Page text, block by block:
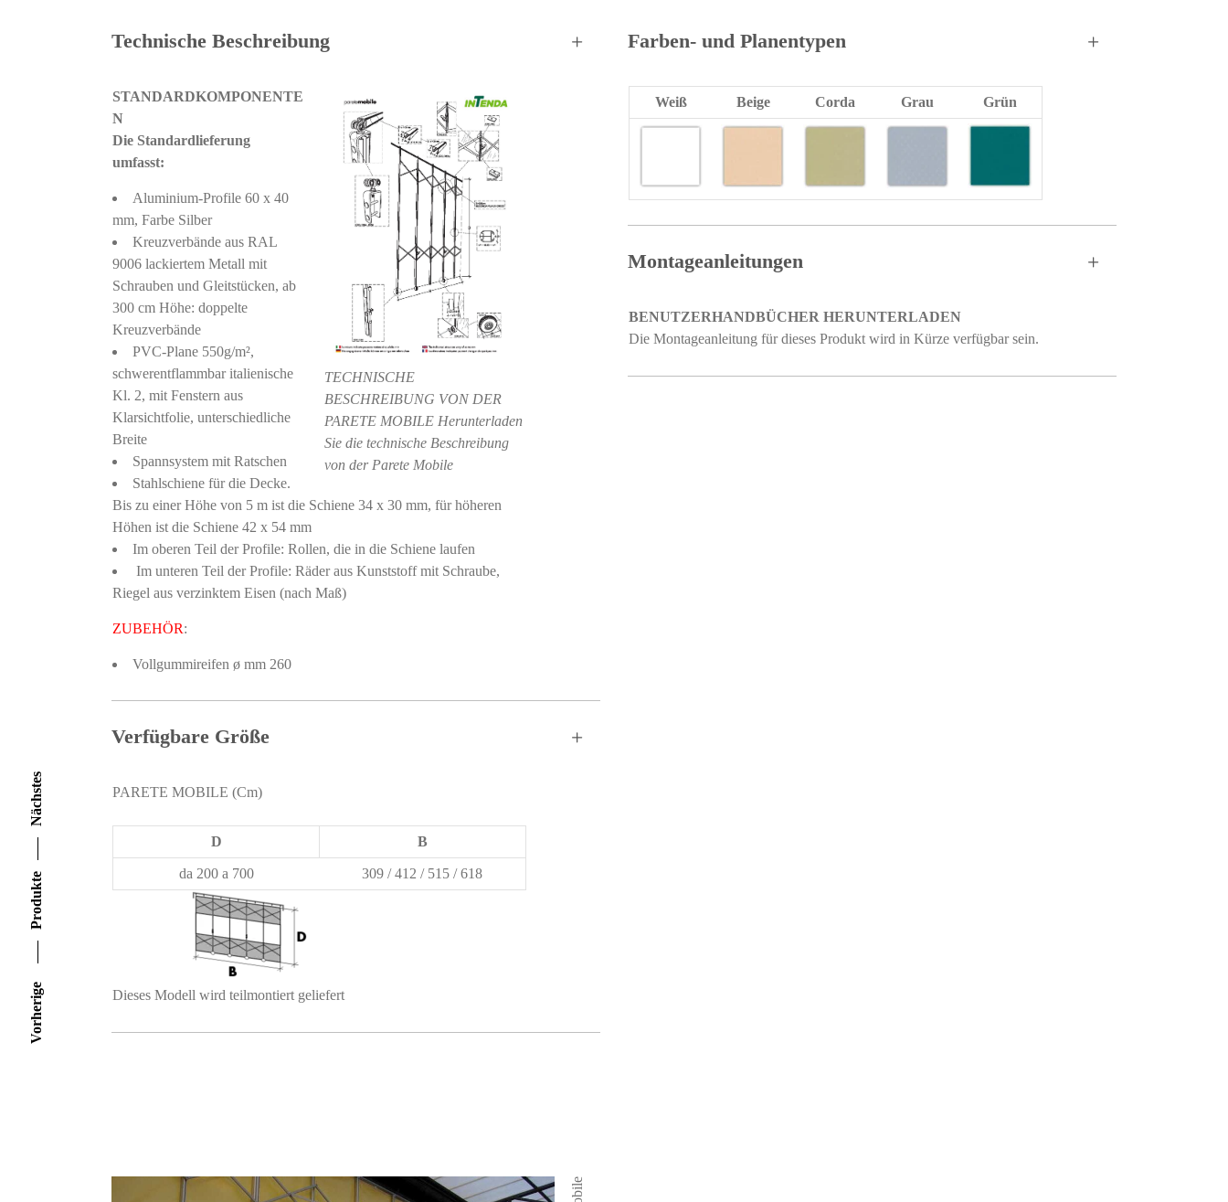
Vorherige
Produkte
Nächstes
Technische Beschreibung
TECHNISCHE
BESCHREIBUNG VON DER
PARETE MOBILE Herunterladen
Sie die technische Beschreibung
von der Parete Mobile
STANDARDKOMPONENTE
N
Die Standardlieferung
umfasst:
Aluminium-Profile 60 x 40
mm, Farbe Silber
Kreuzverbände aus RAL
9006 lackiertem Metall mit
Schrauben und Gleitstücken, ab
300 cm Höhe: doppelte
Kreuzverbände
PVC-Plane 550g/m²,
schwerentflammbar italienische
Kl. 2, mit Fenstern aus
Klarsichtfolie, unterschiedliche
Breite
Spannsystem mit Ratschen
Stahlschiene für die Decke.
Bis zu einer Höhe von 5 m ist die Schiene 34 x 30 mm, für höheren
Höhen ist die Schiene 42 x 54 mm
Im oberen Teil der Profile: Rollen, die in die Schiene laufen
Im unteren Teil der Profile: Räder aus Kunststoff mit Schraube,
Riegel aus verzinktem Eisen (nach Maß)
ZUBEHÖR:
Vollgummireifen ø mm 260
Verfügbare Größe
PARETE MOBILE (Cm)
D B
da 200 a 700 309 / 412 / 515 / 618
Dieses Modell wird teilmontiert geliefert
Farben- und Planentypen
Weiß Beige Corda Grau Grün
Montageanleitungen
BENUTZERHANDBÜCHER HERUNTERLADEN
Die Montageanleitung für dieses Produkt wird in Kürze verfügbar sein.